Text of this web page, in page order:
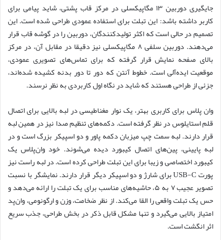
جایگیری دوربین ۱۳ مگاپیکسلی در مرکز قاب پشتی، شاید پیامی برای
کاربر داشته باشد: این تبلت برای استفاده عمودی طراحی شده است. این
تصمیم در حالی است که اکثر تولیدکنندگان، دوربین را در گوشه قاب قرار
می‌دهند. دوربین سلفی ۸ مگاپیکسلی نیز دقیقا در مقابل آن، در مرکز
بالای صفحه نمایش قرار گرفته که برای تماس‌های تصویری عمودی،
موقعیت ایده‌آلی است. خطوط آنتن که دور تا دور بدنه کشیده شده‌اند،
جزئی از طراحی هستند که شاید در نگاه اول کاربردی به نظر نرسند.
وان پلاس برای کاربری بهتر، یک نوار مغناطیسی در لبه بالایی برای اتصال
قلم استایلوس در نظر گرفته است. دکمه‌های تنظیم صدا نیز در همین لبه
قرار دارند. لبه سمت چپ میزبان دکمه پاور و دو اسپیکر بزرگ است و در
لبه پایینی، پین‌های اتصال کیبورد دیده می‌شوند. خود وان‌پلاس یک
کیبورد اختصاصی و زیبا برای این تبلت طراحی کرده است. در لبه راست نیز
پورت USB-C برای شارژ و دو اسپیکر دیگر قرار دارند. نمایشگر با نسبت
تصویر عجیب ۷ به ۵، حاشیه‌های مناسب برای یک تبلت را ارائه می‌دهد و
حس یک تبلت واقعی را القا می‌کند. از نظر ضخامت، وزن و ارگونومی، وان‌پد
امتیاز بالایی می‌گیرد و تنها مشکل قابل ذکر در بخش طراحی، جذب سریع
اثر انگشت است.